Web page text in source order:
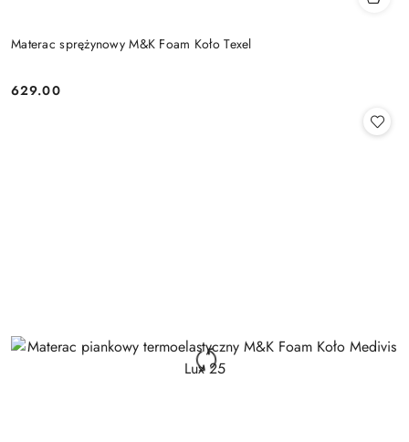
Materac sprężynowy M&K Foam Koło Texel
Cena:
629.00